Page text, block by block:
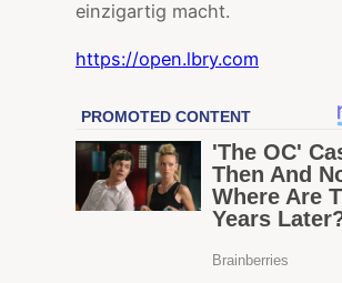
einzigartig macht.
https://open.lbry.com